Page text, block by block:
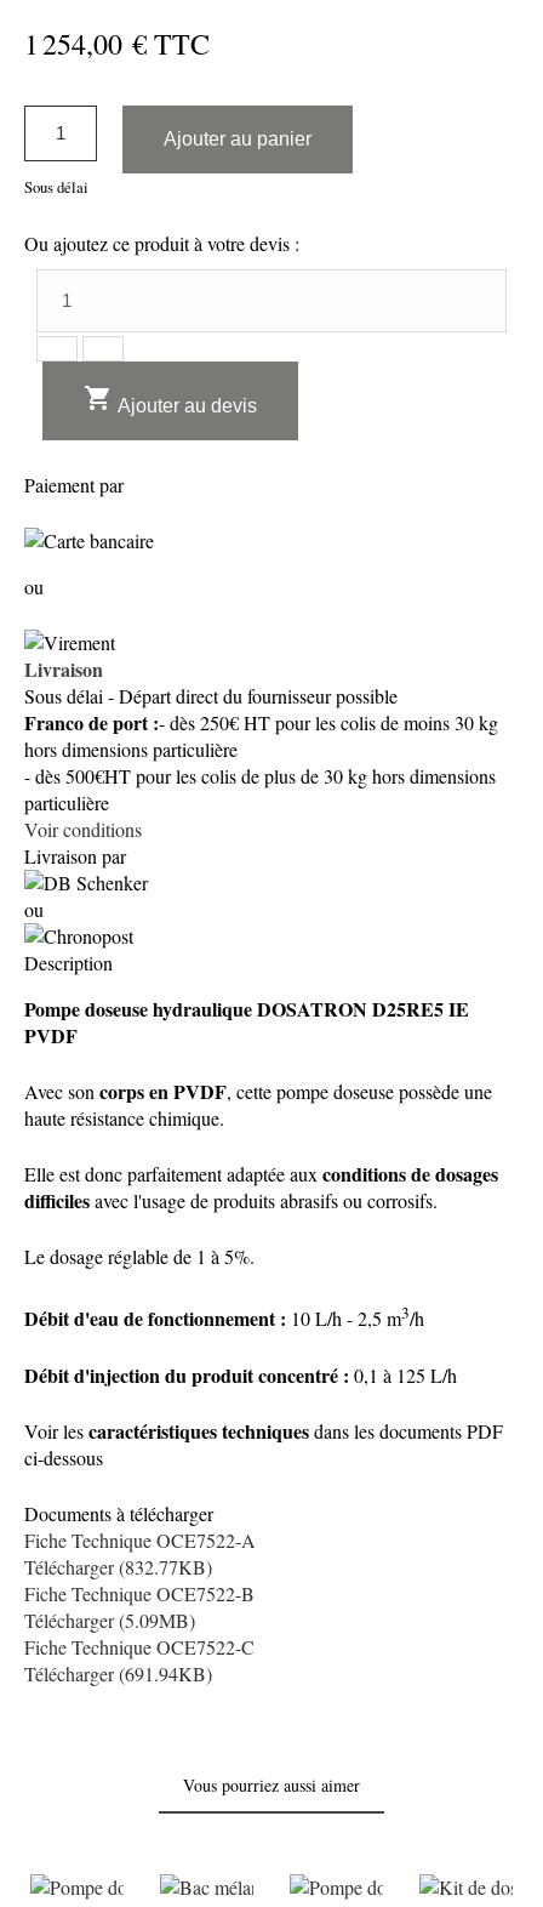
1 254,00 € TTC
Ajouter au panier
Sous délai
Ou ajoutez ce produit à votre devis :
 Ajouter au devis
Paiement par
ou
Livraison
Sous délai - Départ direct du fournisseur possible
Franco de port :- dès 250€ HT pour les colis de moins 30 kg
hors dimensions particulière
- dès 500€HT pour les colis de plus de 30 kg hors dimensions
particulière
Voir conditions
Livraison par
ou
Description
Pompe doseuse hydraulique DOSATRON D25RE5 IE
PVDF
Avec soncorps en PVDF, cette pompe doseuse possède une
haute résistance chimique.
Elle est donc parfaitement adaptée auxconditions de dosages
difficilesavec l'usage de produits abrasifs ou corrosifs.
Le dosage réglable de 1 à 5%.
Débit d'eau de fonctionnement : 10 L/h - 2,5 m3/h
Débit d'injection du produit concentré : 0,1 à 125 L/h
Voir lescaractéristiques techniquesdans les documents PDF
ci-dessous
Documents à télécharger
Fiche Technique OCE7522-A
Télécharger (832.77KB)
Fiche Technique OCE7522-B
Télécharger (5.09MB)
Fiche Technique OCE7522-C
Télécharger (691.94KB)
Vous pourriez aussi aimer